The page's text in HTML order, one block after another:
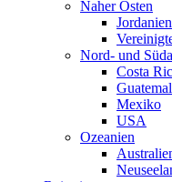
Naher Osten
Jordanien
Nord- und
Costa
Mexiko
USA
Ozeanien